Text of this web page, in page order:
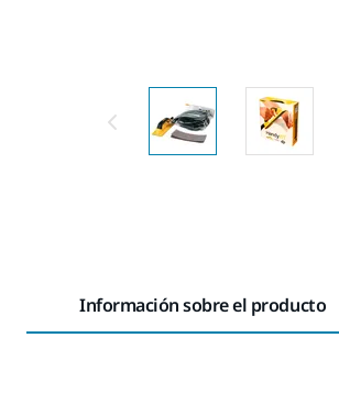
Información sobre el producto